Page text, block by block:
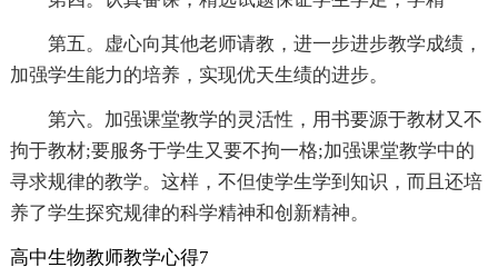
第五。虚心向其他老师请教，进一步进步教学成绩，
加强学生能力的培养，实现优天生绩的进步。
第六。加强课堂教学的灵活性，用书要源于教材又不
拘于教材;要服务于学生又要不拘一格;加强课堂教学中的
寻求规律的教学。这样，不但使学生学到知识，而且还培
养了学生探究规律的科学精神和创新精神。
高中生物教师教学心得7